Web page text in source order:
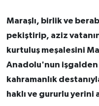
Maraşlı, birlik ve
pekiştirip, aziz
kurtuluş meşalesini
Anadolu'nun
kahramanlık
haklı ve gururlu yerini